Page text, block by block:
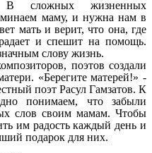
В сложных жизненных
маму, и нужна нам в
мать и верит, что она, где
и спешит на помощь.
слову жизнь.
поэтов создали
«Берегите матерей!» -
поэт Расул Гамзатов. К
понимаем, что забыли
слов своим мамам. Чтобы
им радость каждый день и
подарок для них.